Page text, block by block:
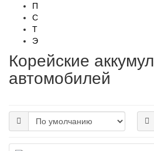
П
С
Т
Э
Корейские
автомобилей